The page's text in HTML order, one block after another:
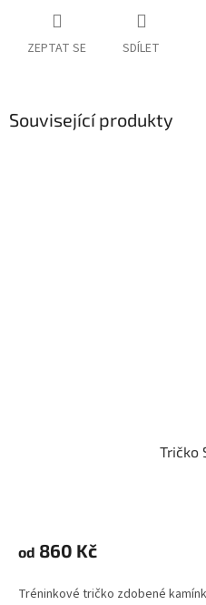
ZEPTAT SE SDÍLET
Související produkty
Tričko
od 860 Kč
Tréninkové tričko zdobené